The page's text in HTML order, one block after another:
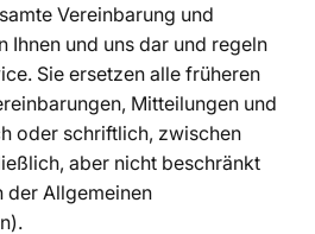
Vereinbarung und
Ihnen und uns dar und regeln
Sie ersetzen alle früheren
Mitteilungen und
oder schriftlich, zwischen
aber nicht beschränkt
der Allgemeinen